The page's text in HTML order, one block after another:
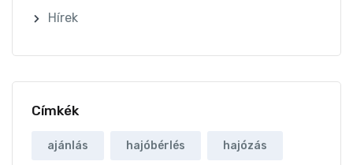
Hírek
Címkék
ajánlás hajóbérlés hajózás